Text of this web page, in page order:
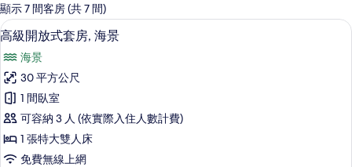
的
客
房
篩
選
條
件
顯示 7 間客房 (共 7 間)
顯
高
級
開
放
式
埃及棉床單、高級寢具、羽絨被、客
7
高級開放式套房, 海景
海景
30 平方公尺
1 間臥室
可容納 3 人 (依實際入住人數計費)
1 張特大雙人床
免費無線上網